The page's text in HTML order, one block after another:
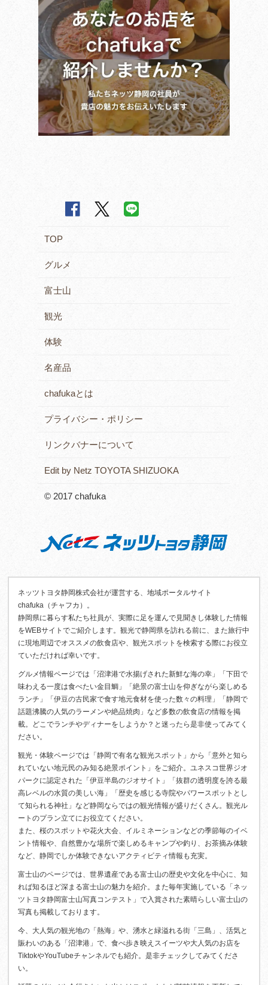
TOP
グルメ
富士山
観光
体験
名産品
chafukaとは
プライバシー・ポリシー
リンクバナーについて
Edit by Netz TOYOTA SHIZUOKA
© 2017 chafuka
ネッツトヨタ静岡株式会社が運営する、地域ポータルサイト
chafuka（チャフカ）。
静岡県に暮らす私たち社員が、実際に足を運んで見聞きし体験した情報
をWEBサイトでご紹介します。観光で静岡県を訪れる前に、また旅行中
に現地周辺でオススメの飲食店や、観光スポットを検索する際にお役立
ていただければ幸いです。
グルメ情報ページでは「沼津港で水揚げされた新鮮な海の幸」「下田で
味わえる一度は食べたい金目鯛」「絶景の富士山を仰ぎながら楽しめる
ランチ」「伊豆の古民家で食す地元食材を使った数々の料理」「静岡で
話題沸騰の人気のラーメンや絶品焼肉」など多数の飲食店の情報を掲
載。どこでランチやディナーをしようか？と迷ったら是非使ってみてく
ださい。
観光・体験ページでは「静岡で有名な観光スポット」から「意外と知ら
れていない地元民のみ知る絶景ポイント」をご紹介。ユネスコ世界ジオ
パークに認定された「伊豆半島のジオサイト」「抜群の透明度を誇る最
高レベルの水質の美しい海」「歴史を感じる寺院やパワースポットとし
て知られる神社」など静岡ならではの観光情報が盛りだくさん。観光ル
ートのプラン立てにお役立てください。
また、桜のスポットや花火大会、イルミネーションなどの季節毎のイベ
ント情報や、自然豊かな場所で楽しめるキャンプや釣り、お茶摘み体験
など、静岡でしか体験できないアクティビティ情報も充実。
富士山のページでは、世界遺産である富士山の歴史や文化を中心に、知
れば知るほど深まる富士山の魅力を紹介。また毎年実施している「ネッ
ツトヨタ静岡富士山写真コンテスト」で入賞された素晴らしい富士山の
写真も掲載しております。
今、大人気の観光地の「熱海」や、湧水と緑溢れる街「三島」、活気と
賑わいのある「沼津港」で、食べ歩き映えスイーツや大人気のお店を
TiktokやYouTubeチャンネルでも紹介。是非チェックしてみてくださ
い。